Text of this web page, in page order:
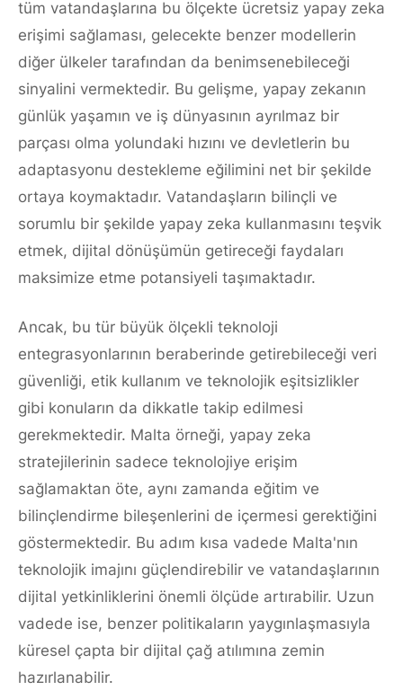
tüm vatandaşlarına bu ölçekte ücretsiz yapay zeka
erişimi sağlaması, gelecekte benzer modellerin
diğer ülkeler tarafından da benimsenebileceği
sinyalini vermektedir. Bu gelişme, yapay zekanın
günlük yaşamın ve iş dünyasının ayrılmaz bir
parçası olma yolundaki hızını ve devletlerin bu
adaptasyonu destekleme eğilimini net bir şekilde
ortaya koymaktadır. Vatandaşların bilinçli ve
sorumlu bir şekilde yapay zeka kullanmasını teşvik
etmek, dijital dönüşümün getireceği faydaları
maksimize etme potansiyeli taşımaktadır.
Ancak, bu tür büyük ölçekli teknoloji
entegrasyonlarının beraberinde getirebileceği veri
güvenliği, etik kullanım ve teknolojik eşitsizlikler
gibi konuların da dikkatle takip edilmesi
gerekmektedir. Malta örneği, yapay zeka
stratejilerinin sadece teknolojiye erişim
sağlamaktan öte, aynı zamanda eğitim ve
bilinçlendirme bileşenlerini de içermesi gerektiğini
göstermektedir. Bu adım kısa vadede Malta'nın
teknolojik imajını güçlendirebilir ve vatandaşlarının
dijital yetkinliklerini önemli ölçüde artırabilir. Uzun
vadede ise, benzer politikaların yaygınlaşmasıyla
küresel çapta bir dijital çağ atılımına zemin
hazırlanabilir.